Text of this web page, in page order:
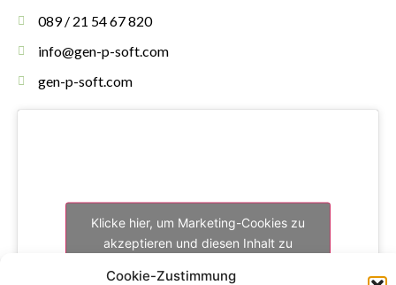
Cookie-Zustimmung
089 / 21 54 67 820
info@gen-p-soft.com
gen-p-soft.com
Klicke hier, um Marketing-Cookies zu
akzeptieren und diesen Inhalt zu